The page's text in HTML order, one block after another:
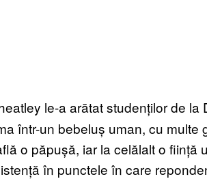
le-a arătat studenților de
într-un bebeluș uman, cu multe
o păpușă, iar la celălalt o ființă
în punctele în care